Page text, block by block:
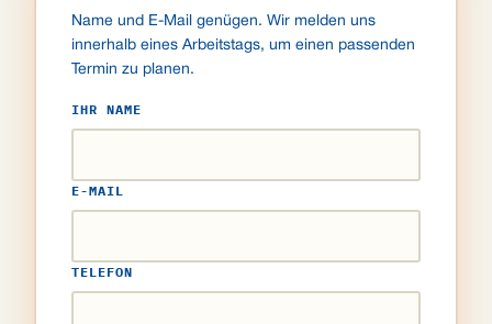
Name und E-Mail genügen. Wir melden uns
innerhalb eines Arbeitstags, um einen passenden
Termin zu planen.
IHR NAME
E-MAIL
TELEFON